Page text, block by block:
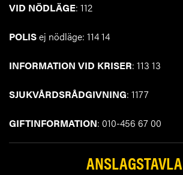
VID NÖDLÄGE: 112
POLISej nödläge: 114 14
INFORMATION VID KRISER: 113 13
SJUKVÅRDSRÅDGIVNING: 1177
GIFTINFORMATION: 010-456 67 00
ANSLAGSTAVLA